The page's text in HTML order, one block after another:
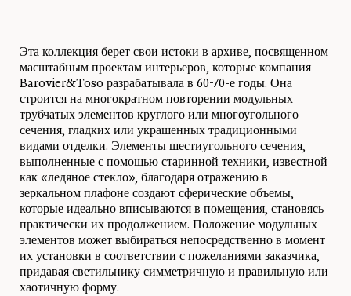
Эта коллекция берет свои истоки в архиве, посвященном
масштабным проектам интерьеров, которые компания
Barovier&Toso разрабатывала в 60-70-е годы. Она
строится на многократном повторении модульных
трубчатых элементов круглого или многоугольного
сечения, гладких или украшенных традиционными
видами отделки. Элементы шестиугольного сечения,
выполненные с помощью старинной техники, известной
как «ледяное стекло», благодаря отражению в
зеркальном плафоне создают сферические объемы,
которые идеально вписываются в помещения, становясь
практически их продолжением. Положение модульных
элементов может выбираться непосредственно в момент
их установки в соответствии с пожеланиями заказчика,
придавая светильнику симметричную и правильную или
хаотичную форму.